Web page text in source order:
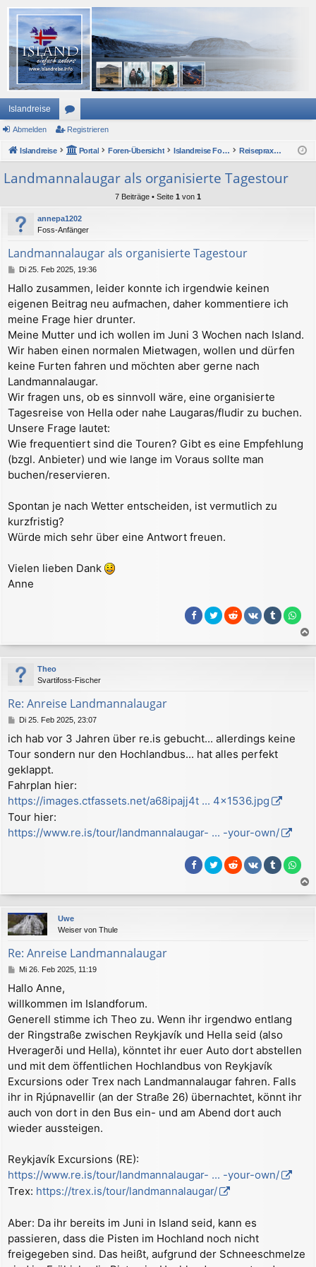
Islandreise
or
en
Abmelden Registrieren
Islandreise Portal Foren-Übersicht Islandreise Forum Reisepraxis - Urlaub in Island
Landmannalaugar als organisierte Tagestour
7 Beiträge • Seite 1 von 1
annepa1202
Foss-Anfänger
Landmannalaugar als organisierte Tagestour
B
i
t
a
g
Di 25. Feb 2025, 19:36
Hallo zusammen, leider konnte ich irgendwie keinen
eigenen Beitrag neu aufmachen, daher kommentiere ich
meine Frage hier drunter.
Meine Mutter und ich wollen im Juni 3 Wochen nach Island.
Wir haben einen normalen Mietwagen, wollen und dürfen
keine Furten fahren und möchten aber gerne nach
Landmannalaugar.
Wir fragen uns, ob es sinnvoll wäre, eine organisierte
Tagesreise von Hella oder nahe Laugaras/fludir zu buchen.
Unsere Frage lautet:
Wie frequentiert sind die Touren? Gibt es eine Empfehlung
(bzgl. Anbieter) und wie lange im Voraus sollte man
buchen/reservieren.
Spontan je nach Wetter entscheiden, ist vermutlich zu
kurzfristig?
Würde mich sehr über eine Antwort freuen.
Vielen lieben Dank
Anne
a
c
Theo
Svartifoss-Fischer
Re: Anreise Landmannalaugar
B
i
t
a
g
Di 25. Feb 2025, 23:07
ich hab vor 3 Jahren über re.is gebucht... allerdings keine
Tour sondern nur den Hochlandbus... hat alles perfekt
geklappt.
Fahrplan hier:
https://images.ctfassets.net/a68ipajj4t ... 4x1536.jpg
Tour hier:
https://www.re.is/tour/landmannalaugar- ... -your-own/
a
c
Uwe
Weiser von Thule
Re: Anreise Landmannalaugar
B
i
t
a
g
Mi 26. Feb 2025, 11:19
Hallo Anne,
willkommen im Islandforum.
Generell stimme ich Theo zu. Wenn ihr irgendwo entlang
der Ringstraße zwischen Reykjavík und Hella seid (also
Hveragerði und Hella), könntet ihr euer Auto dort abstellen
und mit dem öffentlichen Hochlandbus von Reykjavík
Excursions oder Trex nach Landmannalaugar fahren. Falls
ihr in Rjúpnavellir (an der Straße 26) übernachtet, könnt ihr
auch von dort in den Bus ein- und am Abend dort auch
wieder aussteigen.
Reykjavík Excursions (RE):
https://www.re.is/tour/landmannalaugar- ... -your-own/
Trex: https://trex.is/tour/landmannalaugar/
Aber: Da ihr bereits im Juni in Island seid, kann es
passieren, dass die Pisten im Hochland noch nicht
freigegeben sind. Das heißt, aufgrund der Schneeschmelze